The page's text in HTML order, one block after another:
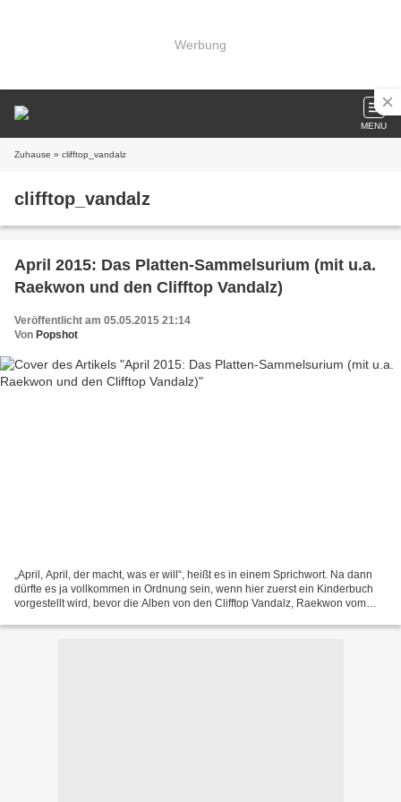
Werbung
MENU
Zuhause » clifftop_vandalz
clifftop_vandalz
April 2015: Das Platten-Sammelsurium (mit u.a.
Raekwon und den Clifftop Vandalz)
Veröffentlicht am 05.05.2015 21:14
Von Popshot
„April, April, der macht, was er will“, heißt es in einem Sprichwort. Na dann
dürfte es ja vollkommen in Ordnung sein, wenn hier zuerst ein Kinderbuch
vorgestellt wird, bevor die Alben von den Clifftop Vandalz, Raekwon vom